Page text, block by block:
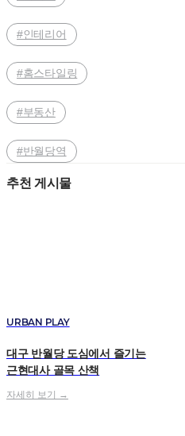
#인테리어
#홈스타일링
#부동산
#반월당역
추천 게시물
URBAN PLAY
대구 반월당 도심에서 즐기는
근현대사 골목 산책
자세히 보기 →